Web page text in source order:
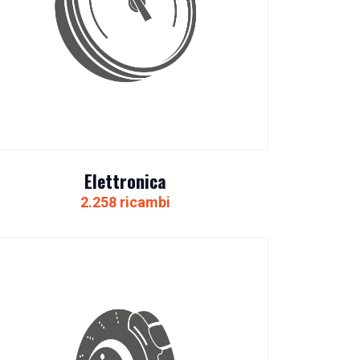
Elettronica
2.258 ricambi